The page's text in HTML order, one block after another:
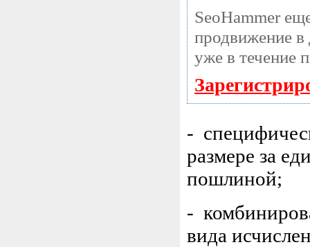
SeoHammer
продвижение в
уже в течение
-
размере за
пошлиной;
-
вида